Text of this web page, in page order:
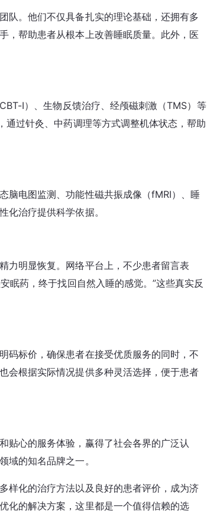
队。他们不仅具备扎实的理论基础，还拥有多
，帮助患者从根本上改善睡眠质量。此外，医
I）、生物反馈治疗、经颅磁刺激（TMS）等
通过针灸、中药调理等方式调整机体状态，帮助
脑电图监测、功能性磁共振成像（fMRI）、睡
化治疗提供科学依据。
力明显恢复。网络平台上，不少患者留言表
眠药，终于找回自然入睡的感觉。”这些真实反
码标价，确保患者在接受优质服务的同时，不
会根据实际情况提供多种灵活选择，便于患者
贴心的服务体验，赢得了社会各界的广泛认
域的知名品牌之一。
样化的治疗方法以及良好的患者评价，成为济
化的解决方案，这里都是一个值得信赖的选